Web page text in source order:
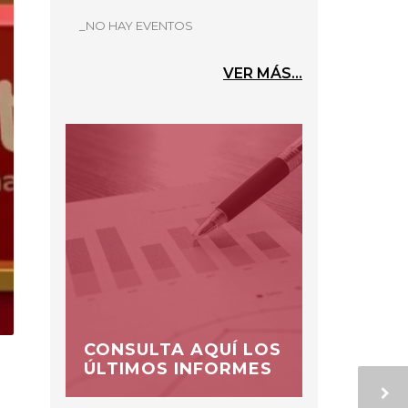
_NO HAY EVENTOS
VER MÁS...
CONSULTA AQUÍ LOS
ÚLTIMOS INFORMES